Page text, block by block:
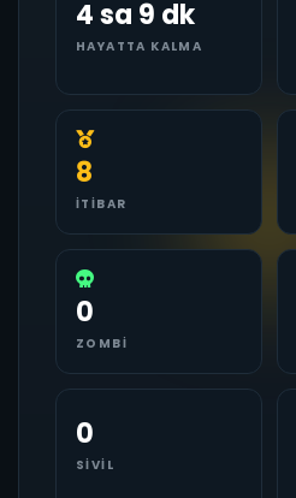
4 sa 9 dk
HAYATTA KALMA
8
İTIBAR
0
ZOMBI
0
SIVIL